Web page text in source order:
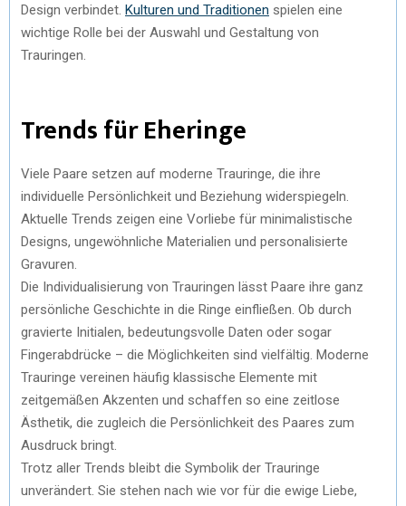
Design verbindet. Kulturen und Traditionen spielen eine
wichtige Rolle bei der Auswahl und Gestaltung von
Trauringen.
Trends für Eheringe
Viele Paare setzen auf moderne Trauringe, die ihre
individuelle Persönlichkeit und Beziehung widerspiegeln.
Aktuelle Trends zeigen eine Vorliebe für minimalistische
Designs, ungewöhnliche Materialien und personalisierte
Gravuren.
Die Individualisierung von Trauringen lässt Paare ihre ganz
persönliche Geschichte in die Ringe einfließen. Ob durch
gravierte Initialen, bedeutungsvolle Daten oder sogar
Fingerabdrücke – die Möglichkeiten sind vielfältig. Moderne
Trauringe vereinen häufig klassische Elemente mit
zeitgemäßen Akzenten und schaffen so eine zeitlose
Ästhetik, die zugleich die Persönlichkeit des Paares zum
Ausdruck bringt.
Trotz aller Trends bleibt die Symbolik der Trauringe
unverändert. Sie stehen nach wie vor für die ewige Liebe,